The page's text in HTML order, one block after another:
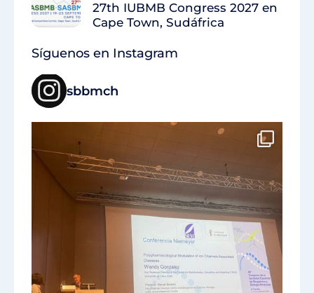
27th IUBMB Congress 2027 en
Cape Town, Sudáfrica
Síguenos en Instagram
sbbmch